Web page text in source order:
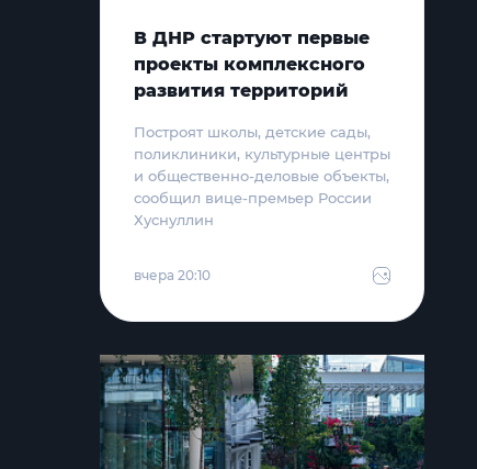
В ДНР стартуют первые
проекты комплексного
развития территорий
Построят школы, детские сады,
поликлиники, культурные центры
и общественно-деловые объекты,
сообщил вице-премьер России
Хуснуллин
вчера 20:10